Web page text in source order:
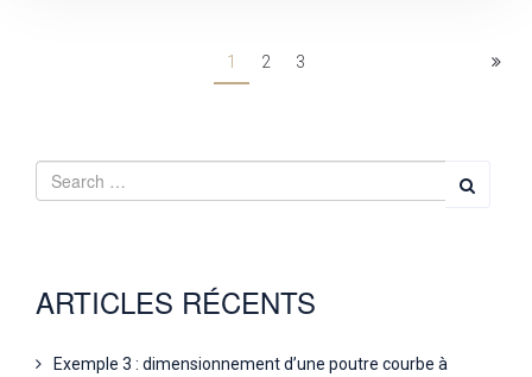
1 2 3
ARTICLES RÉCENTS
Exemple 3 : dimensionnement d’une poutre courbe à